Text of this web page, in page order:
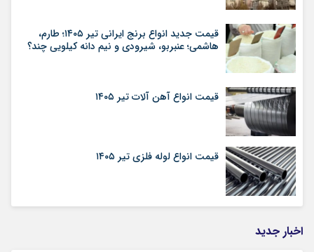
قیمت جدید انواع برنج ایرانی تیر ۱۴۰۵؛ طارم،
هاشمی؛ عنبربو، شیرودی و نیم دانه کیلویی چند؟
قیمت انواع آهن آلات تیر ۱۴۰۵
قیمت انواع لوله فلزی تیر ۱۴۰۵
اخبار جدید